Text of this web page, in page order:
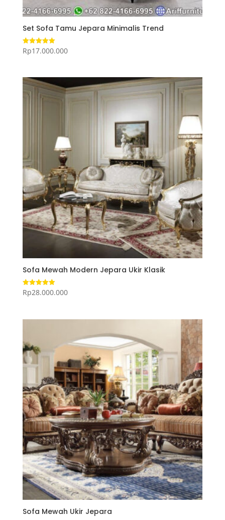
Set Sofa Tamu Jepara Minimalis Trend
Dinilai
5.00
Rp17.000.000
Sofa Mewah Modern Jepara Ukir Klasik
Dinilai
5.00
Rp28.000.000
Sofa Mewah Ukir Jepara